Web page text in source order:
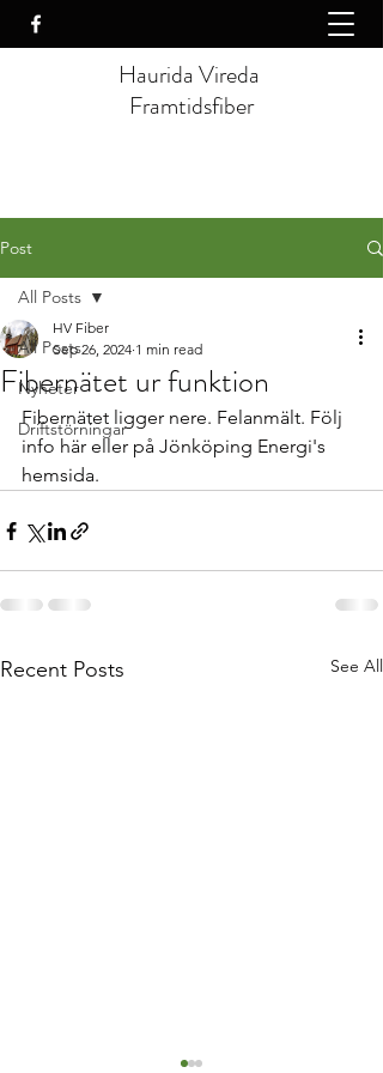
Haurida Vireda
Framtidsfiber
Post
All Posts
Nyheter
Driftstörningar
All Posts
Fibernätet ur funktion
HV Fiber
Sep 26, 2024 1 min read
Fibernätet ligger nere. Felanmält. Följ
info här eller på Jönköping Energi's
hemsida.
Recent Posts See All